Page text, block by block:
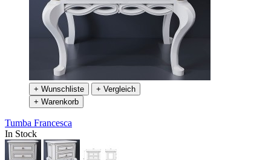
+ Wunschliste
+ Vergleich
+ Warenkorb
Tumba Francesca
In Stock